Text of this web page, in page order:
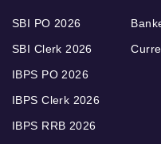
SBI PO 2026
SBI Clerk 2026
IBPS PO 2026
IBPS Clerk 2026
IBPS RRB 2026